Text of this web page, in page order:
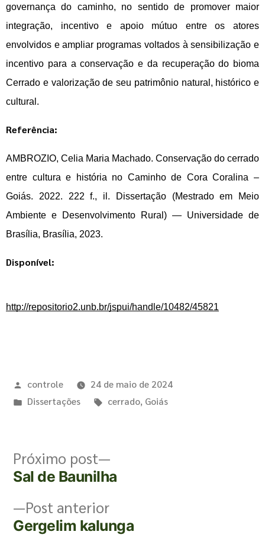
governança do caminho, no sentido de promover maior
integração, incentivo e apoio mútuo entre os atores
envolvidos e ampliar programas voltados à sensibilização e
incentivo para a conservação e da recuperação do bioma
Cerrado e valorização de seu patrimônio natural, histórico e
cultural.
Referência:
AMBROZIO, Celia Maria Machado. Conservação do cerrado
entre cultura e história no Caminho de Cora Coralina –
Goiás. 2022. 222 f., il. Dissertação (Mestrado em Meio
Ambiente e Desenvolvimento Rural) — Universidade de
Brasília, Brasília, 2023.
Disponível:
http://repositorio2.unb.br/jspui/handle/10482/45821
controle
24 de maio de 2024
Dissertações
cerrado, Goiás
Post anterior
Gergelim kalunga
Próximo post
Sal de Baunilha